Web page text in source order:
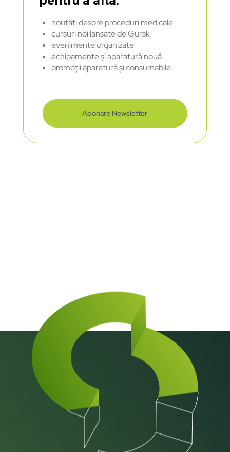
noutăți despre proceduri medicale
cursuri noi lansate de Gursk
evenimente organizate
echipamente și aparatură nouă
promoții aparatură și consumabile
Abonare Newsletter